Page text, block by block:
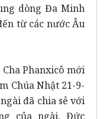
dòng Đa Minh
từ các nước Âu
Phanxicô mới
Chúa Nhật 21-9-
đã chia sẻ với
của ngài. Đức